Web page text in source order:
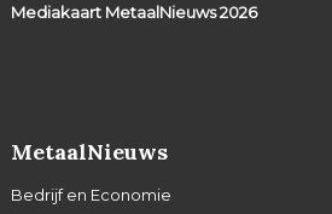
Mediakaart MetaalNieuws2026
MetaalNieuws
Bedrijf en Economie